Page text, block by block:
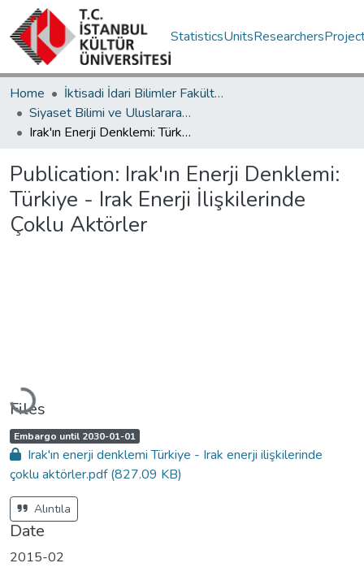
StatisticsUnitsResearchers
Home
İktisadi İdari Bilimler Fakültesi / Faculty of Economics and Administrative Sciences
Siyaset Bilimi ve Uluslararası İlişkiler Bölümü / Department of Political Science and International Relations
Irak'ın Enerji Denklemi: Türkiye - Irak Enerji İlişkilerinde Çoklu Aktörler
Publication: Irak'ın Enerji Denklemi:
Türkiye - Irak Enerji İlişkilerinde
Çoklu Aktörler
Loading...
Files
A
c
c
e
s
s
s
a
t
u
:
Embargo until 2030-01-01,
Irak'ın enerji denklemi Türkiye - Irak enerji ilişkilerinde
çoklu aktörler.pdf(827.09 KB)
Alıntıla
Date
2015-02